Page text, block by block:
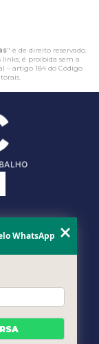
" é de direito reservado.
links, é proibida sem a
– artigo 184 do Código
.
WhatsApp